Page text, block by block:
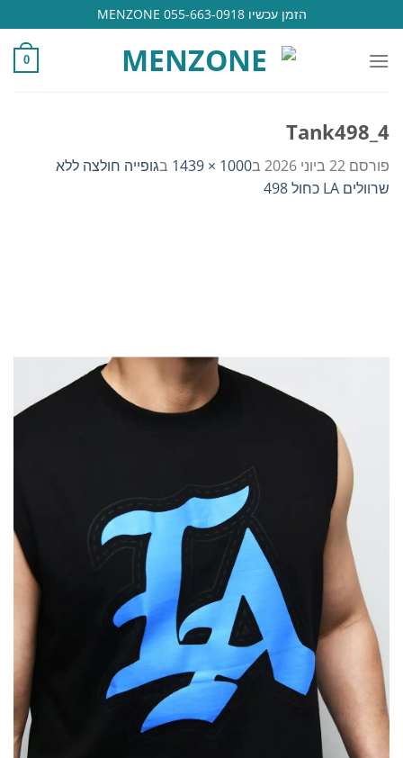
to
content
הזמן עכשיו 055-663-0918 MENZONE
0
Tank498_4
פורסם 22 ביוני 2026 ב1000 × 1439 בגופייה חולצה ללא
שרוולים LA כחול 498